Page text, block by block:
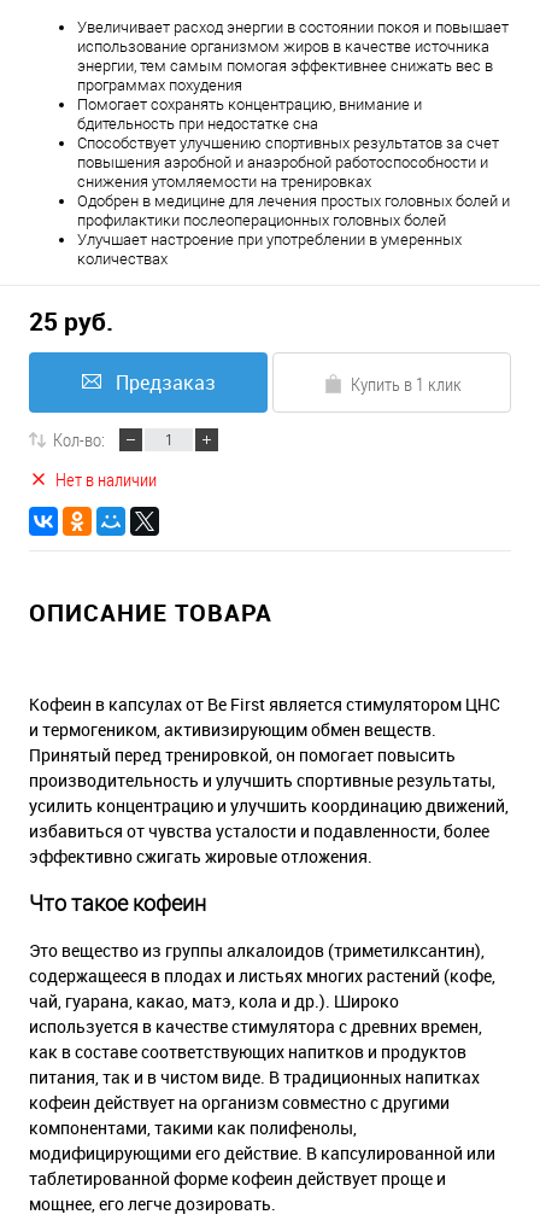
Увеличивает расход энергии в состоянии покоя и повышает
использование организмом жиров в качестве источника
энергии, тем самым помогая эффективнее снижать вес в
программах похудения
Помогает сохранять концентрацию, внимание и
бдительность при недостатке сна
Способствует улучшению спортивных результатов за счет
повышения аэробной и анаэробной работоспособности и
снижения утомляемости на тренировках
Одобрен в медицине для лечения простых головных болей и
профилактики послеоперационных головных болей
Улучшает настроение при употреблении в умеренных
количествах
25 руб.
Предзаказ Купить в 1 клик
Кол-во:
Нет в наличии
ОПИСАНИЕ ТОВАРА
Кофеин в капсулах от Be First является стимулятором ЦНС
и термогеником, активизирующим обмен веществ.
Принятый перед тренировкой, он помогает повысить
производительность и улучшить спортивные результаты,
усилить концентрацию и улучшить координацию движений,
избавиться от чувства усталости и подавленности, более
эффективно сжигать жировые отложения.
Что такое кофеин
Это вещество из группы алкалоидов (триметилксантин),
содержащееся в плодах и листьях многих растений (кофе,
чай, гуарана, какао, матэ, кола и др.). Широко
используется в качестве стимулятора с древних времен,
как в составе соответствующих напитков и продуктов
питания, так и в чистом виде. В традиционных напитках
кофеин действует на организм совместно с другими
компонентами, такими как полифенолы,
модифицирующими его действие. В капсулированной или
таблетированной форме кофеин действует проще и
мощнее, его легче дозировать.